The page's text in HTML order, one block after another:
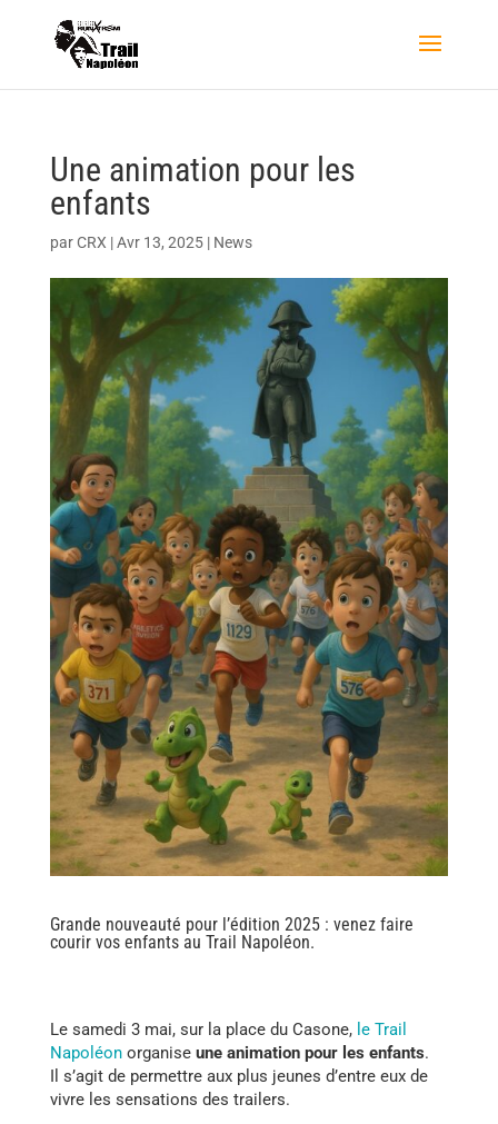
Une animation pour les
enfants
parCRX |Avr 13, 2025| News
Grande nouveauté pour l’édition 2025 : venez faire
courir vos enfants au Trail Napoléon.
Le samedi 3 mai, sur la place du Casone, le Trail
Napoléonorganise une animation pour les enfants.
Il s’agit de permettre aux plus jeunes d’entre eux de
vivre les sensations des trailers.